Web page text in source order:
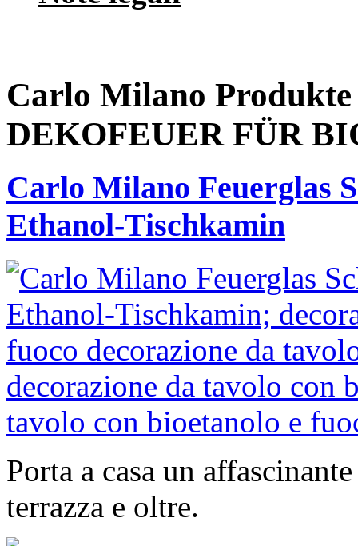
Carlo Milano
DEKOFEUER FÜR
Carlo Milano Feuerglas
Ethanol-Tischkamin
Porta a casa un
terrazza e oltre.